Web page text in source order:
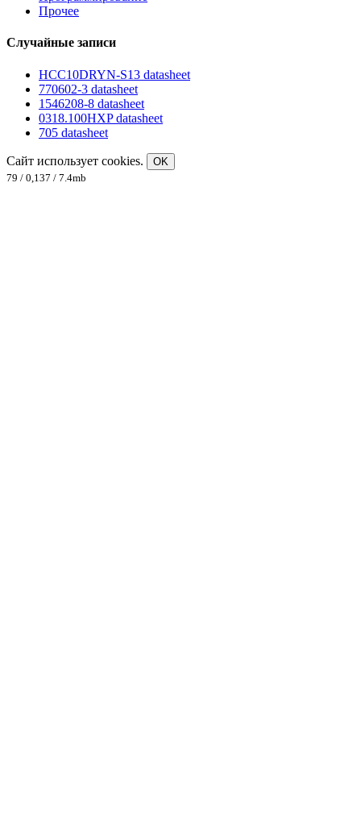
Прочее
Случайные записи
HCC10DRYN-S13 datasheet
770602-3 datasheet
1546208-8 datasheet
0318.100HXP datasheet
705 datasheet
Сайт использует cookies.
OK
79 / 0,137 / 7.4mb